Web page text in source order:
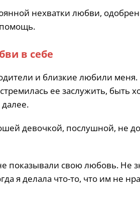
нехватки любви,
в себе
и близкие любили меня.
ее заслужить, быть
девочкой, послушной, не
показывали свою любовь. Не
я делала что-то, что им не